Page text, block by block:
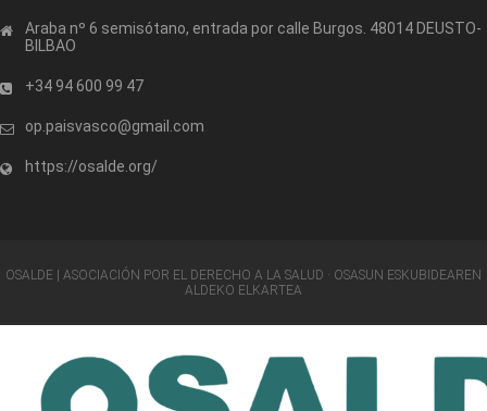
Araba nº 6 semisótano, entrada por calle Burgos. 48014 DEUSTO-
BILBAO
+34 94 600 99 47
op.paisvasco@gmail.com
https://osalde.org/
OSALDE | ASOCIACIÓN POR EL DERECHO A LA SALUD · OSASUN ESKUBIDEAREN
ALDEKO ELKARTEA